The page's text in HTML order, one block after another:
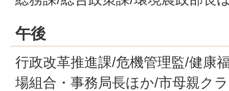
午後
行政改革推進課/危機管理監/健康
場組合・事務局長ほか/市母親ク